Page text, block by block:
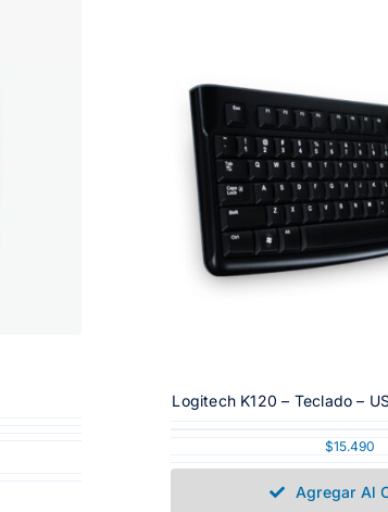
Logitech K120 – Teclado –
$15.490
Agregar Al